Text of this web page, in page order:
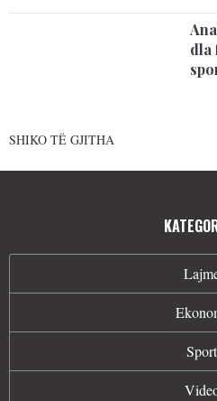
dla
SHIKO TË GJITHA
Sport